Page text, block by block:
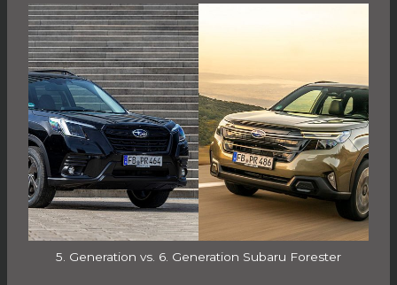
5. Generation vs. 6. Generation Subaru Forester